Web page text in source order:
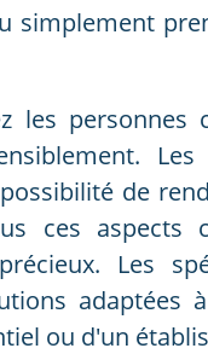
simplement
les personnes
de
ces aspects
Les
adaptées
ou d'un